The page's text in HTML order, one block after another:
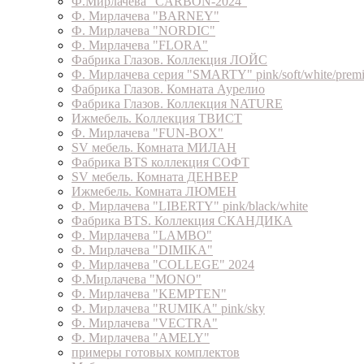
Ф. Мирлачева "BARNEY"
Ф. Мирлачева "NORDIC"
Ф. Мирлачева "FLORA"
Фабрика Глазов. Коллекция ЛОЙС
Ф. Мирлачева серия "SMARTY" pink/soft/white/
Фабрика Глазов. Комната Аурелио
Фабрика Глазов. Коллекция NATURE
Ижмебель. Коллекция ТВИСТ
Ф. Мирлачева "FUN-BOX"
SV мебель. Комната МИЛАН
Фабрика BTS коллекция СОФТ
SV мебель. Комната ДЕНВЕР
Ижмебель. Комната ЛЮМЕН
Ф. Мирлачева "LIBERTY" pink/black/white
Фабрика BTS. Коллекция СКАНДИКА
Ф. Мирлачева "LAMBO"
Ф. Мирлачева "DIMIKA"
Ф. Мирлачева "COLLEGE" 2024
Ф.Мирлачева "MONO"
Ф. Мирлачева "KEMPTEN"
Ф. Мирлачева "RUMIKA" pink/sky
Ф. Мирлачева "VECTRA"
Ф. Мирлачева "AMELY"
примеры готовых комплектов